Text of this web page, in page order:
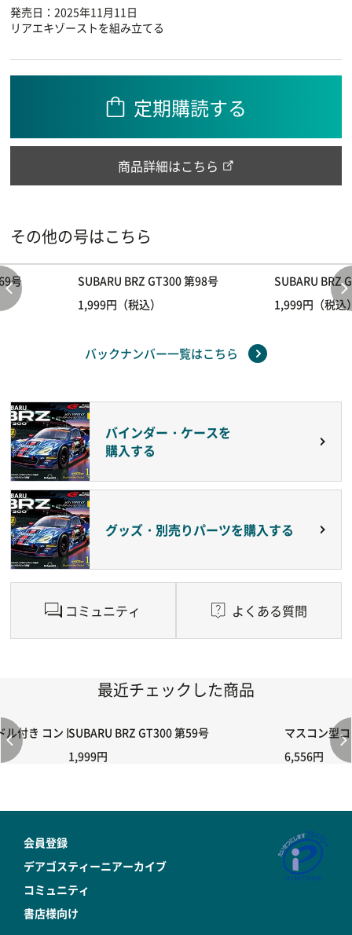
発売日：2025年11月11日
リアエキゾーストを組み立てる
定期購読する
商品詳細はこちら
その他の号はこちら
号
SUBARU BRZ GT300 第98号
1,999円（税込）
SUBARU BRZ
1,999円（税込
バックナンバー一覧はこちら
バインダー・ケースを
購入する
グッズ・別売りパーツを購入する
コミュニティ よくある質問
最近チェックした商品
付き コントローラー＆ポイント切り替えスイッチRC-02/C002 /
SUBARU BRZ GT300 第59号
1,999円
マスコン型
6,556円
会員登録
デアゴスティーニアーカイブ
コミュニティ
書店様向け